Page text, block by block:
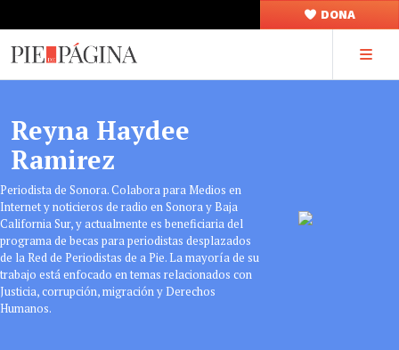
DONA
Reyna Haydee
Ramirez
Periodista de Sonora. Colabora para Medios en
Internet y noticieros de radio en Sonora y Baja
California Sur, y actualmente es beneficiaria del
programa de becas para periodistas desplazados
de la Red de Periodistas de a Pie. La mayoría de su
trabajo está enfocado en temas relacionados con
Justicia, corrupción, migración y Derechos
Humanos.